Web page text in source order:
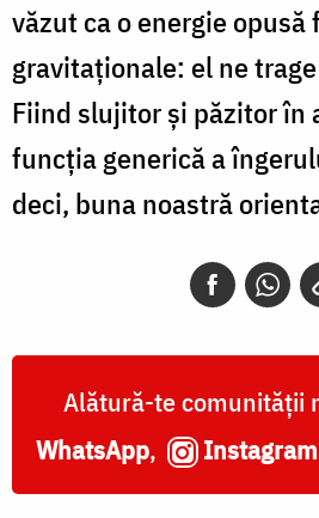
văzut ca o energie opusă
gravitaţionale: el ne
Fiind slujitor şi păzitor în
funcţia generică a
deci, buna noastră
Alătură-te comunității
WhatsApp, Instagram